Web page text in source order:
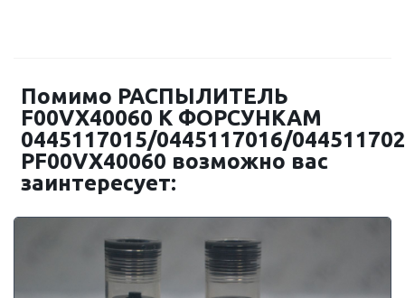
Помимо РАСПЫЛИТЕЛЬ
F00VX40060 К ФОРСУНКАМ
0445117015/0445117016/
PF00VX40060 возможно вас
заинтересует: